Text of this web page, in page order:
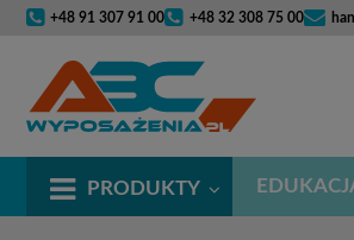
+48 91 307 91 00 +48 32 308 75 00
PRODUKTY